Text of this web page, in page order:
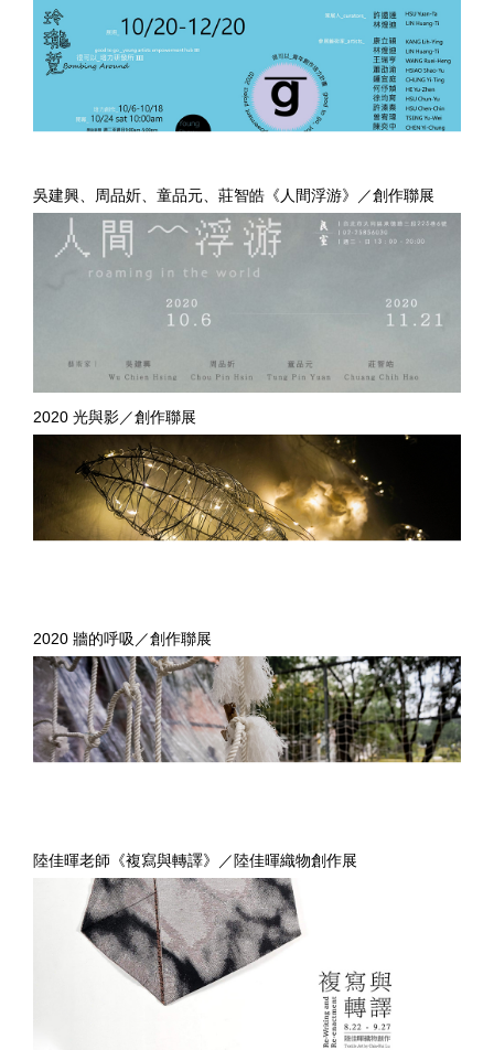
吳建興、周品妡、童品元、莊智皓《人間浮游》／創作聯展
2020 光與影／創作聯展
2020 牆的呼吸／創作聯展
陸佳暉老師《複寫與轉譯》／陸佳暉織物創作展